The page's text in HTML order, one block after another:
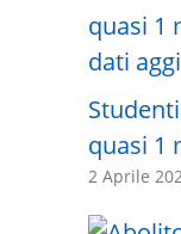
quasi 1
2 Aprile